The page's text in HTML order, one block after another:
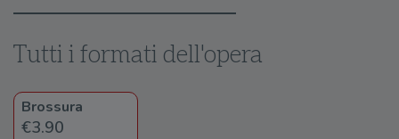
Tutti i formati dell'opera
Brossura
€3.90